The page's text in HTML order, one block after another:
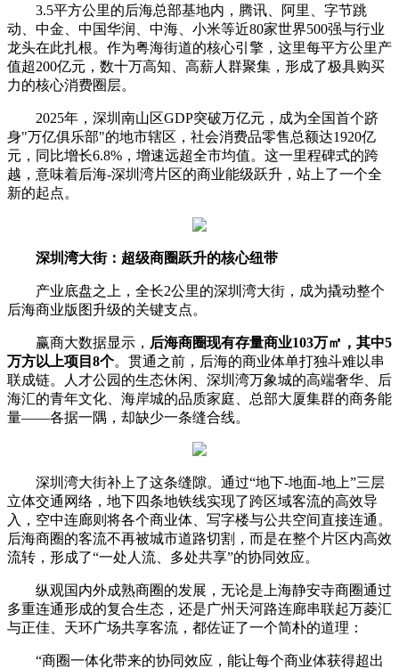
3.5平方公里的后海总部基地内，腾讯、阿里、字节跳
动、中金、中国华润、中海、小米等近80家世界500强与行业
龙头在此扎根。作为粤海街道的核心引擎，这里每平方公里产
值超200亿元，数十万高知、高薪人群聚集，形成了极具购买
力的核心消费圈层。
2025年，深圳南山区GDP突破万亿元，成为全国首个跻
身"万亿俱乐部"的地市辖区，社会消费品零售总额达1920亿
元，同比增长6.8%，增速远超全市均值。这一里程碑式的跨
越，意味着后海-深圳湾片区的商业能级跃升，站上了一个全
新的起点。
深圳湾大街：超级商圈跃升的核心纽带
产业底盘之上，全长2公里的深圳湾大街，成为撬动整个
后海商业版图升级的关键支点。
赢商大数据显示， 后海商圈现有存量商业103万㎡，其中5
万方以上项目8个。贯通之前，后海的商业体单打独斗难以串
联成链。人才公园的生态休闲、深圳湾万象城的高端奢华、后
海汇的青年文化、海岸城的品质家庭、总部大厦集群的商务能
量——各据一隅，却缺少一条缝合线。
深圳湾大街补上了这条缝隙。通过“地下-地面-地上”三层
立体交通网络，地下四条地铁线实现了跨区域客流的高效导
入，空中连廊则将各个商业体、写字楼与公共空间直接连通。
后海商圈的客流不再被城市道路切割，而是在整个片区内高效
流转，形成了“一处人流、多处共享”的协同效应。
纵观国内外成熟商圈的发展，无论是上海静安寺商圈通过
多重连通形成的复合生态，还是广州天河路连廊串联起万菱汇
与正佳、天环广场共享客流，都佐证了一个简朴的道理：
“商圈一体化带来的协同效应，能让每个商业体获得超出